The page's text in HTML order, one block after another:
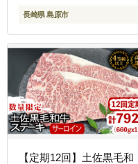
長崎県 島原市
【定期12回】土佐黒毛和